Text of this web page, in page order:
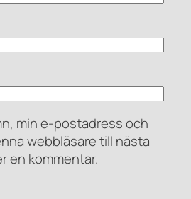
min e-postadress och
webbläsare till nästa
en kommentar.